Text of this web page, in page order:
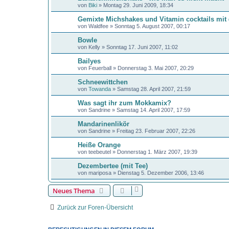
von Biki» Montag 29. Juni 2009, 18:34
Gemixte Michshakes und Vitamin cocktails mit
von Waldfee» Sonntag 5. August 2007, 00:17
Bowle
von Kelly» Sonntag 17. Juni 2007, 11:02
Bailyes
von Feuerball» Donnerstag 3. Mai 2007, 20:29
Schneewittchen
von Towanda» Samstag 28. April 2007, 21:59
Was sagt ihr zum Mokkamix?
von Sandrine» Samstag 14. April 2007, 17:59
Mandarinenlikör
von Sandrine» Freitag 23. Februar 2007, 22:26
Heiße Orange
von teebeutel» Donnerstag 1. März 2007, 19:39
Dezembertee (mit Tee)
von mariposa» Dienstag 5. Dezember 2006, 13:46
Neues Thema
Zurück zur Foren-Übersicht